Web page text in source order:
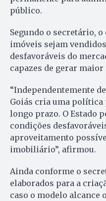
público.
Segundo o secretário,
imóveis sejam
desfavoráveis do
capazes de gerar
“Independentemente
Goiás cria uma política
longo prazo. O Estado
condições
aproveitamento
imobiliário”, afirmou.
Ainda conforme o
elaborados para a
caso o modelo alcance